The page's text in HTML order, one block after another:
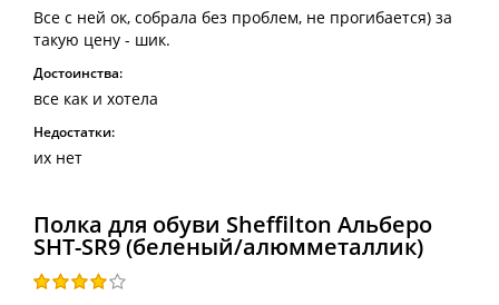
Все с ней ок, собрала без проблем, не прогибается) за
такую цену - шик.
Достоинства:
все как и хотела
Недостатки:
их нет
Полка для обуви Sheffilton Альберо
SHT-SR9 (беленый/алюмметаллик)